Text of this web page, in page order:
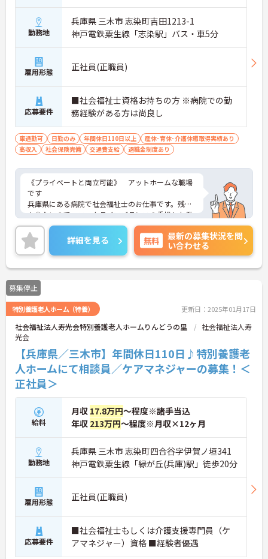
勤務地
兵庫県 三木市 志染町吉田1213-1
神戸電鉄粟生線「志染駅」バス・車5分
雇用形態 正社員(正職員)
応募要件
■社会福祉士資格お持ちの方 ※病院での勤
務経験がある方は尚良し
車通勤可 日勤のみ 年間休日110日以上
産休･育休･介護休暇取得実績あり
高収入
社会保険完備 交通費支給 退職金制度あり
《プライベートと両立可能》 アットホームな職場
です
兵庫県にある病院で社会福祉士のお仕事です。残業
も少ないので、ワークライフバランスの重視した働
き方ができます。社員の仲も良く、アットホームな
雰囲気が自慢です。
ご興味ある方には、面接対策ポイントなど、詳細を
お話しいたしますのでお気軽にご相談ください。
詳細を見る 無料
最新の募集状況を問
い合わせる
募集停止
特別養護老人ホーム（特養） 更新日：2025年01月17日
社会福祉法人寿光会特別養護老人ホームりんどうの里
社会福祉法人寿
光会
【兵庫県／三木市】年間休日110日♪特別養護老
人ホームにて相談員／ケアマネジャーの募集！＜
正社員＞
給料
月収 17.8万円～程度※諸手当込
年収 213万円～程度※月収×12ヶ月
勤務地
兵庫県 三木市 志染町四合谷字伊賀ノ垣341
神戸電鉄粟生線「緑が丘(兵庫)駅」徒歩20分
雇用形態 正社員(正職員)
応募要件
■社会福祉士もしくは介護支援専門員（ケ
アマネジャー）資格 ■経験者優遇